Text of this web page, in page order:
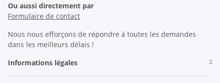
Ou aussi directement par
Formulaire de contact
Nous nous efforçons de répondre à toutes les demandes
dans les meilleurs délais !
Informations légales